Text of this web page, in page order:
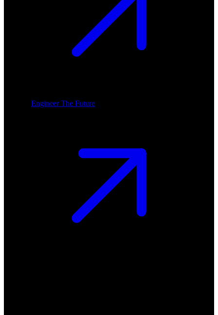
Engineer The Future